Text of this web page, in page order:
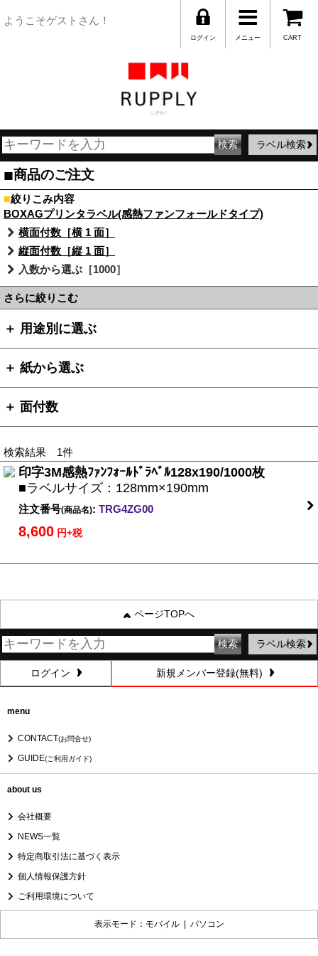
ようこそゲストさん！
CART
メニュー
ログイン
ラベル検索
■商品のご注文
■絞りこみ内容
BOXAGプリンタラベル(感熱ファンフォールドタイプ)
横面付数［横 1 面］
縦面付数［縦 1 面］
入数から選ぶ［1000］
さらに絞りこむ
＋ 用途別に選ぶ
＋ 紙から選ぶ
＋ 面付数
検索結果 1件
印字3M感熱ﾌｧﾝﾌｫｰﾙﾄﾞﾗﾍﾞﾙ128x190/1000枚
■ラベルサイズ：128mm×190mm
注文番号(商品名): TRG4ZG00
8,600 円+税
ページTOPへ
ラベル検索
ログイン 新規メンバー登録(無料)
menu
CONTACT(お問合せ)
GUIDE(ご利用ガイド)
about us
会社概要
NEWS一覧
特定商取引法に基づく表示
個人情報保護方針
ご利用環境について
表示モード：モバイル | パソコン